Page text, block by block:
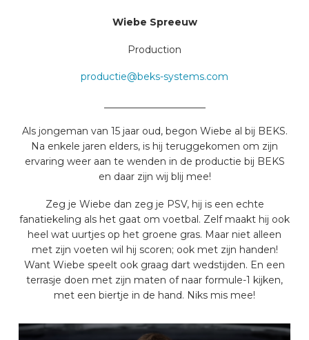
Wiebe Spreeuw
Production
productie@beks-systems.com
Als jongeman van 15 jaar oud, begon Wiebe al bij BEKS.
Na enkele jaren elders, is hij teruggekomen om zijn
ervaring weer aan te wenden in de productie bij BEKS
en daar zijn wij blij mee!
Zeg je Wiebe dan zeg je PSV, hij is een echte
fanatiekeling als het gaat om voetbal. Zelf maakt hij ook
heel wat uurtjes op het groene gras. Maar niet alleen
met zijn voeten wil hij scoren; ook met zijn handen!
Want Wiebe speelt ook graag dart wedstijden. En een
terrasje doen met zijn maten of naar formule-1 kijken,
met een biertje in de hand. Niks mis mee!